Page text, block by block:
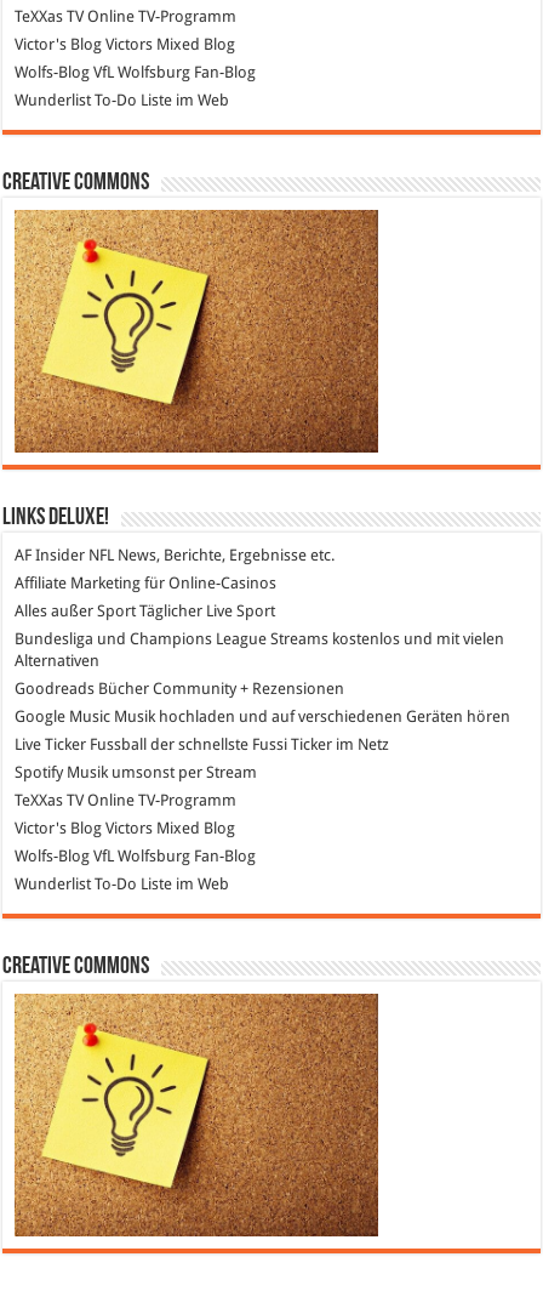
TeXXas TVOnline TV-Programm
Victor's Blog Victors Mixed Blog
Wolfs-Blog VfL Wolfsburg Fan-Blog
WunderlistTo-Do Liste im Web
Creative Commons
Links DeLuXe!
AF Insider NFL News, Berichte, Ergebnisse etc.
Affiliate Marketing für Online-Casinos
Alles außer Sport Täglicher Live Sport
Bundesliga und Champions League Streams kostenlos und mit vielen
Alternativen
Goodreads Bücher Community + Rezensionen
Google Music Musik hochladen und auf verschiedenen Geräten hören
Live Ticker Fussball
der schnellste Fussi Ticker im Netz
SpotifyMusik umsonst per Stream
TeXXas TVOnline TV-Programm
Victor's Blog Victors Mixed Blog
Wolfs-Blog VfL Wolfsburg Fan-Blog
Wunderlist To-Do Liste im Web
Creative Commons